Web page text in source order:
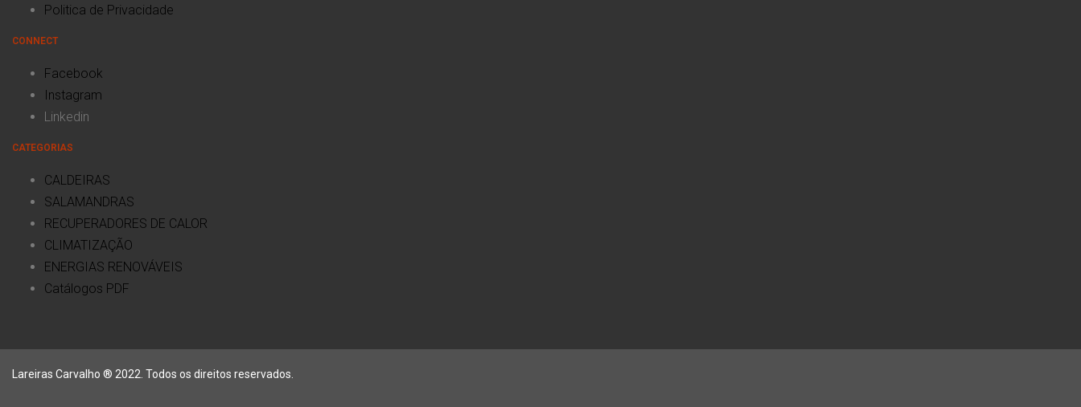
Politica de Privacidade
CONNECT
Facebook
Instagram
Linkedin
CATEGORIAS
CALDEIRAS
SALAMANDRAS
RECUPERADORES DE CALOR
CLIMATIZAÇÃO
ENERGIAS RENOVÁVEIS
Catálogos PDF
Lareiras Carvalho ® 2022. Todos os direitos reservados.